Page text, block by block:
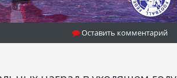
Оставить комментарий